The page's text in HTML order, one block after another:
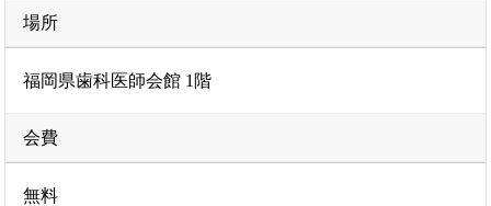
場所
福岡県歯科医師会館 1階
会費
無料